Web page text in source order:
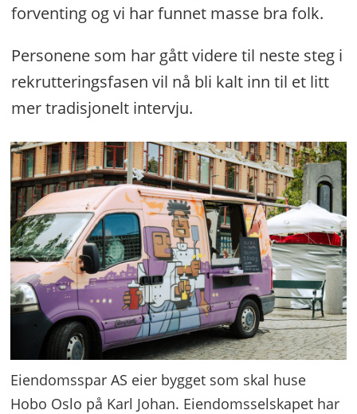
forventing og vi har funnet masse bra folk.
Personene som har gått videre til neste steg i
rekrutteringsfasen vil nå bli kalt inn til et litt
mer tradisjonelt intervju.
Eiendomsspar AS eier bygget som skal huse
Hobo Oslo på Karl Johan. Eiendomsselskapet har